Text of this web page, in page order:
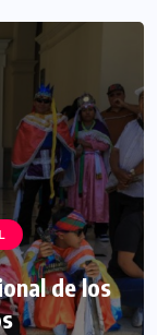
de los